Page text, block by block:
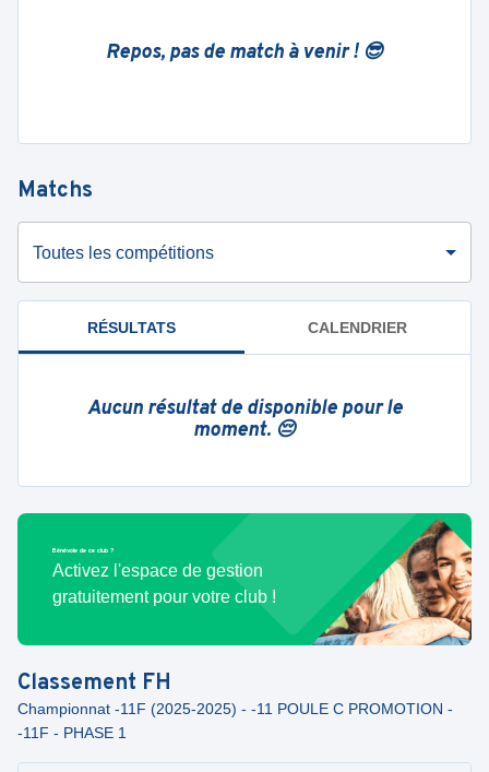
Repos, pas de match à venir ! 😎
Matchs
Toutes les compétitions
RÉSULTATS CALENDRIER
Aucun résultat de disponible pour le
moment. 😔
Bénévole de ce club ?
Activez l'espace de gestion
gratuitement pour votre club !
Classement FH
Championnat -11F (2025-2025) - -11 POULE C PROMOTION -
-11F - PHASE 1